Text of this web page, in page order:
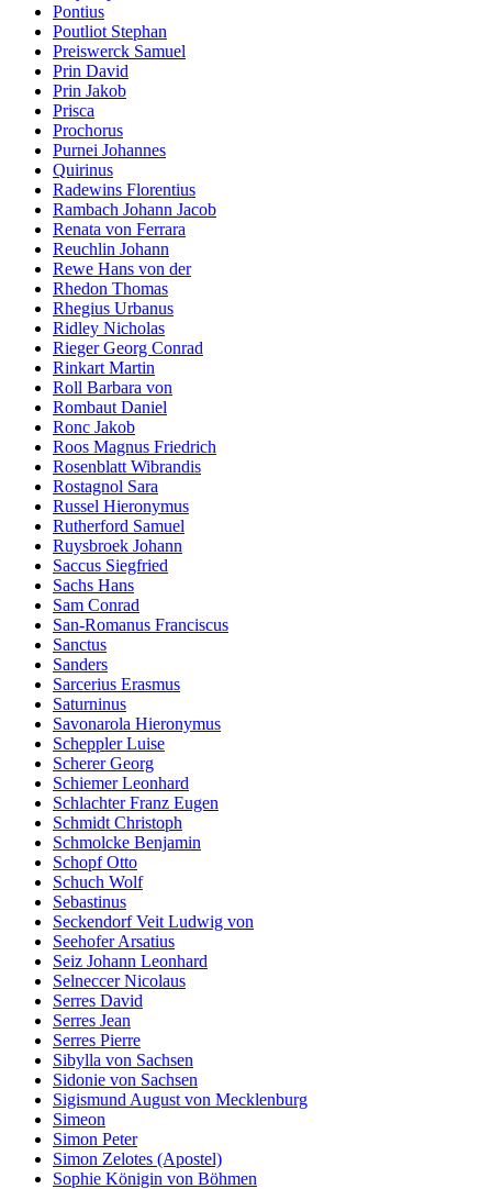
Pontius
Poutliot Stephan
Preiswerck Samuel
Prin David
Prin Jakob
Prisca
Prochorus
Purnei Johannes
Quirinus
Radewins Florentius
Rambach Johann Jacob
Renata von Ferrara
Reuchlin Johann
Rewe Hans von der
Rhedon Thomas
Rhegius Urbanus
Ridley Nicholas
Rieger Georg Conrad
Rinkart Martin
Roll Barbara von
Rombaut Daniel
Ronc Jakob
Roos Magnus Friedrich
Rosenblatt Wibrandis
Rostagnol Sara
Russel Hieronymus
Rutherford Samuel
Ruysbroek Johann
Saccus Siegfried
Sachs Hans
Sam Conrad
San-Romanus Franciscus
Sanctus
Sanders
Sarcerius Erasmus
Saturninus
Savonarola Hieronymus
Scheppler Luise
Scherer Georg
Schiemer Leonhard
Schlachter Franz Eugen
Schmidt Christoph
Schmolcke Benjamin
Schopf Otto
Schuch Wolf
Sebastinus
Seckendorf Veit Ludwig von
Seehofer Arsatius
Seiz Johann Leonhard
Selneccer Nicolaus
Serres David
Serres Jean
Serres Pierre
Sibylla von Sachsen
Sidonie von Sachsen
Sigismund August von Mecklenburg
Simeon
Simon Peter
Simon Zelotes (Apostel)
Sophie Königin von Böhmen